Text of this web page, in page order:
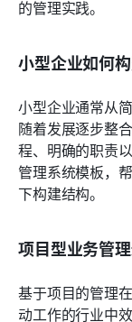
的管理实践。
小型企业如何
小型企业通常从
随着发展逐步整
程、明确的职责
管理系统模板，
下构建结构。
项目型业务管
基于项目的管理
动工作的行业中